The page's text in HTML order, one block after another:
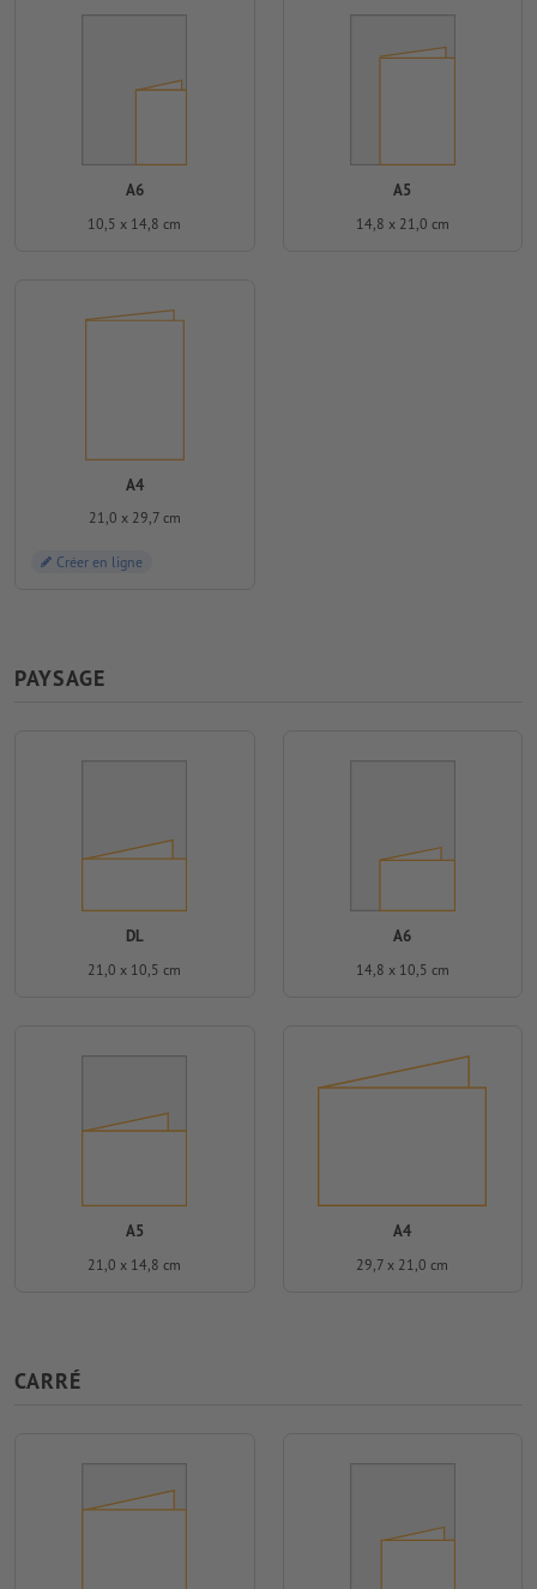
A6
10,5 x 14,8 cm
A5
14,8 x 21,0 cm
A4
21,0 x 29,7 cm
Créer en ligne
PAYSAGE
DL
21,0 x 10,5 cm
A6
14,8 x 10,5 cm
A5
21,0 x 14,8 cm
A4
29,7 x 21,0 cm
CARRÉ